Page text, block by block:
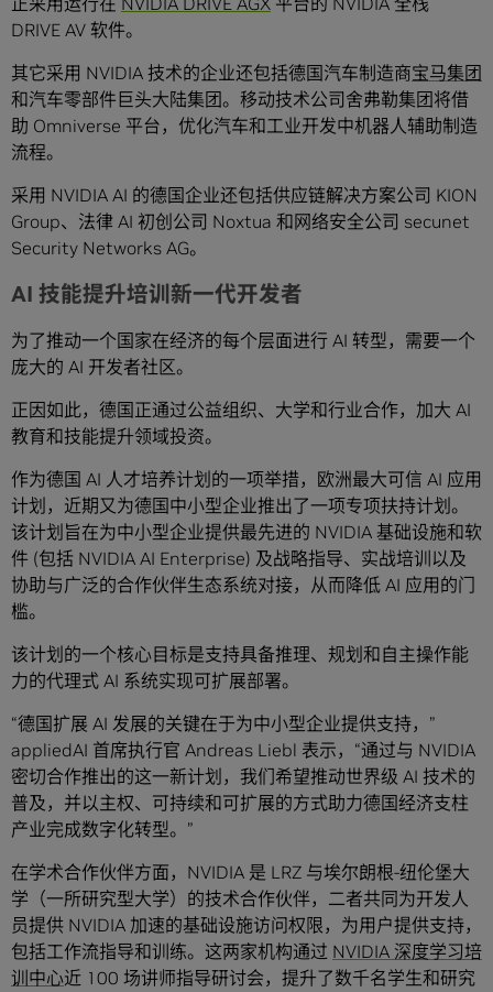
DRIVE AV 软件。
其它采用 NVIDIA 技术的企业还包括德国汽车制造商宝马集团
和汽车零部件巨头大陆集团。移动技术公司舍弗勒集团将借
助 Omniverse 平台，优化汽车和工业开发中机器人辅助制造
流程。
采用 NVIDIA AI 的德国企业还包括供应链解决方案公司 KION
Group、法律 AI 初创公司 Noxtua 和网络安全公司 secunet
Security Networks AG。
AI 技能提升培训新一代开发者
为了推动一个国家在经济的每个层面进行 AI 转型，需要一个
庞大的 AI 开发者社区。
正因如此，德国正通过公益组织、大学和行业合作，加大 AI
教育和技能提升领域投资。
作为德国 AI 人才培养计划的一项举措，欧洲最大可信 AI 应用
计划，近期又为德国中小型企业推出了一项专项扶持计划。
该计划旨在为中小型企业提供最先进的 NVIDIA 基础设施和软
件 (包括 NVIDIA AI Enterprise) 及战略指导、实战培训以及
协助与广泛的合作伙伴生态系统对接，从而降低 AI 应用的门
槛。
该计划的一个核心目标是支持具备推理、规划和自主操作能
力的代理式 AI 系统实现可扩展部署。
“德国扩展 AI 发展的关键在于为中小型企业提供支持，”
appliedAI 首席执行官 Andreas Liebl 表示，“通过与 NVIDIA
密切合作推出的这一新计划，我们希望推动世界级 AI 技术的
普及，并以主权、可持续和可扩展的方式助力德国经济支柱
产业完成数字化转型。”
在学术合作伙伴方面，NVIDIA 是 LRZ 与埃尔朗根-纽伦堡大
学（一所研究型大学）的技术合作伙伴，二者共同为开发人
员提供 NVIDIA 加速的基础设施访问权限，为用户提供支持，
包括工作流指导和训练。这两家机构通过 NVIDIA 深度学习培
训中心近 100 场讲师指导研讨会，提升了数千名学生和研究